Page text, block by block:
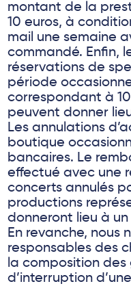
montant de la
10 euros, à
mail une semaine
commandé. Enfin,
réservations de
période
correspondant à
peuvent donner
Les annulations
boutique
bancaires. Le
effectué avec une
concerts annulés
productions
donneront lieu à
En revanche, nous
responsables des
la composition des
d’interruption